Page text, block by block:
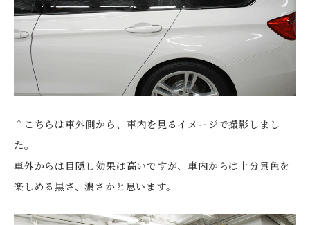
↑こちらは車外側から、車内を見るイメージで撮影しまし
た。
車外からは目隠し効果は高いですが、車内からは十分景色を
楽しめる黒さ、濃さかと思います。